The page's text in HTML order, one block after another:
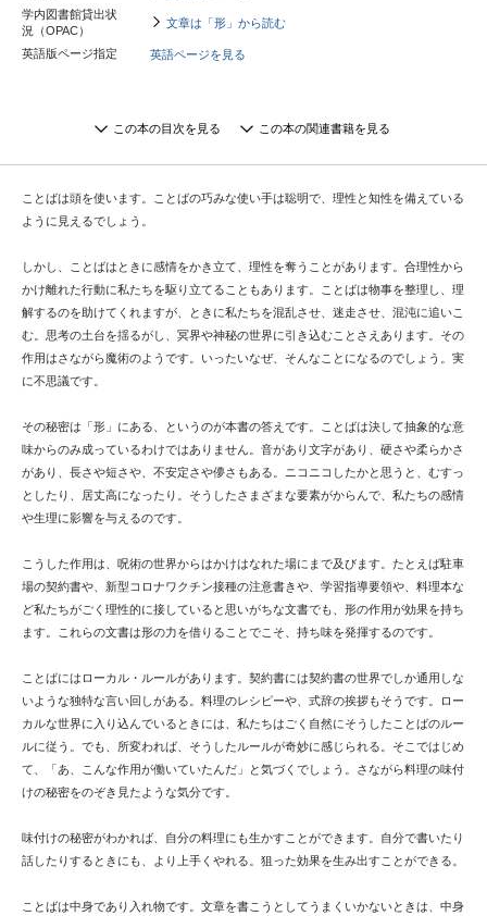
学内図書館貸出状
況（OPAC）
文章は「形」から読む
英語版ページ指定 英語ページを見る
この本の目次を見る この本の関連書籍を見る
ことばは頭を使います。ことばの巧みな使い手は聡明で、理性と知性を備えている
ように見えるでしょう。
しかし、ことばはときに感情をかき立て、理性を奪うことがあります。合理性から
かけ離れた行動に私たちを駆り立てることもあります。ことばは物事を整理し、理
解するのを助けてくれますが、ときに私たちを混乱させ、迷走させ、混沌に追いこ
む。思考の土台を揺るがし、冥界や神秘の世界に引き込むことさえあります。その
作用はさながら魔術のようです。いったいなぜ、そんなことになるのでしょう。実
に不思議です。
その秘密は「形」にある、というのが本書の答えです。ことばは決して抽象的な意
味からのみ成っているわけではありません。音があり文字があり、硬さや柔らかさ
があり、長さや短さや、不安定さや儚さもある。ニコニコしたかと思うと、むすっ
としたり、居丈高になったり。そうしたさまざまな要素がからんで、私たちの感情
や生理に影響を与えるのです。
こうした作用は、呪術の世界からはかけはなれた場にまで及びます。たとえば駐車
場の契約書や、新型コロナワクチン接種の注意書きや、学習指導要領や、料理本な
ど私たちがごく理性的に接していると思いがちな文書でも、形の作用が効果を持ち
ます。これらの文書は形の力を借りることでこそ、持ち味を発揮するのです。
ことばにはローカル・ルールがあります。契約書には契約書の世界でしか通用しな
いような独特な言い回しがある。料理のレシピーや、式辞の挨拶もそうです。ロー
カルな世界に入り込んでいるときには、私たちはごく自然にそうしたことばのルー
ルに従う。でも、所変われば、そうしたルールが奇妙に感じられる。そこではじめ
て、「あ、こんな作用が働いていたんだ」と気づくでしょう。さながら料理の味付
けの秘密をのぞき見たような気分です。
味付けの秘密がわかれば、自分の料理にも生かすことができます。自分で書いたり
話したりするときにも、より上手くやれる。狙った効果を生み出すことができる。
ことばは中身であり入れ物です。文章を書こうとしてうまくいかないときは、中身